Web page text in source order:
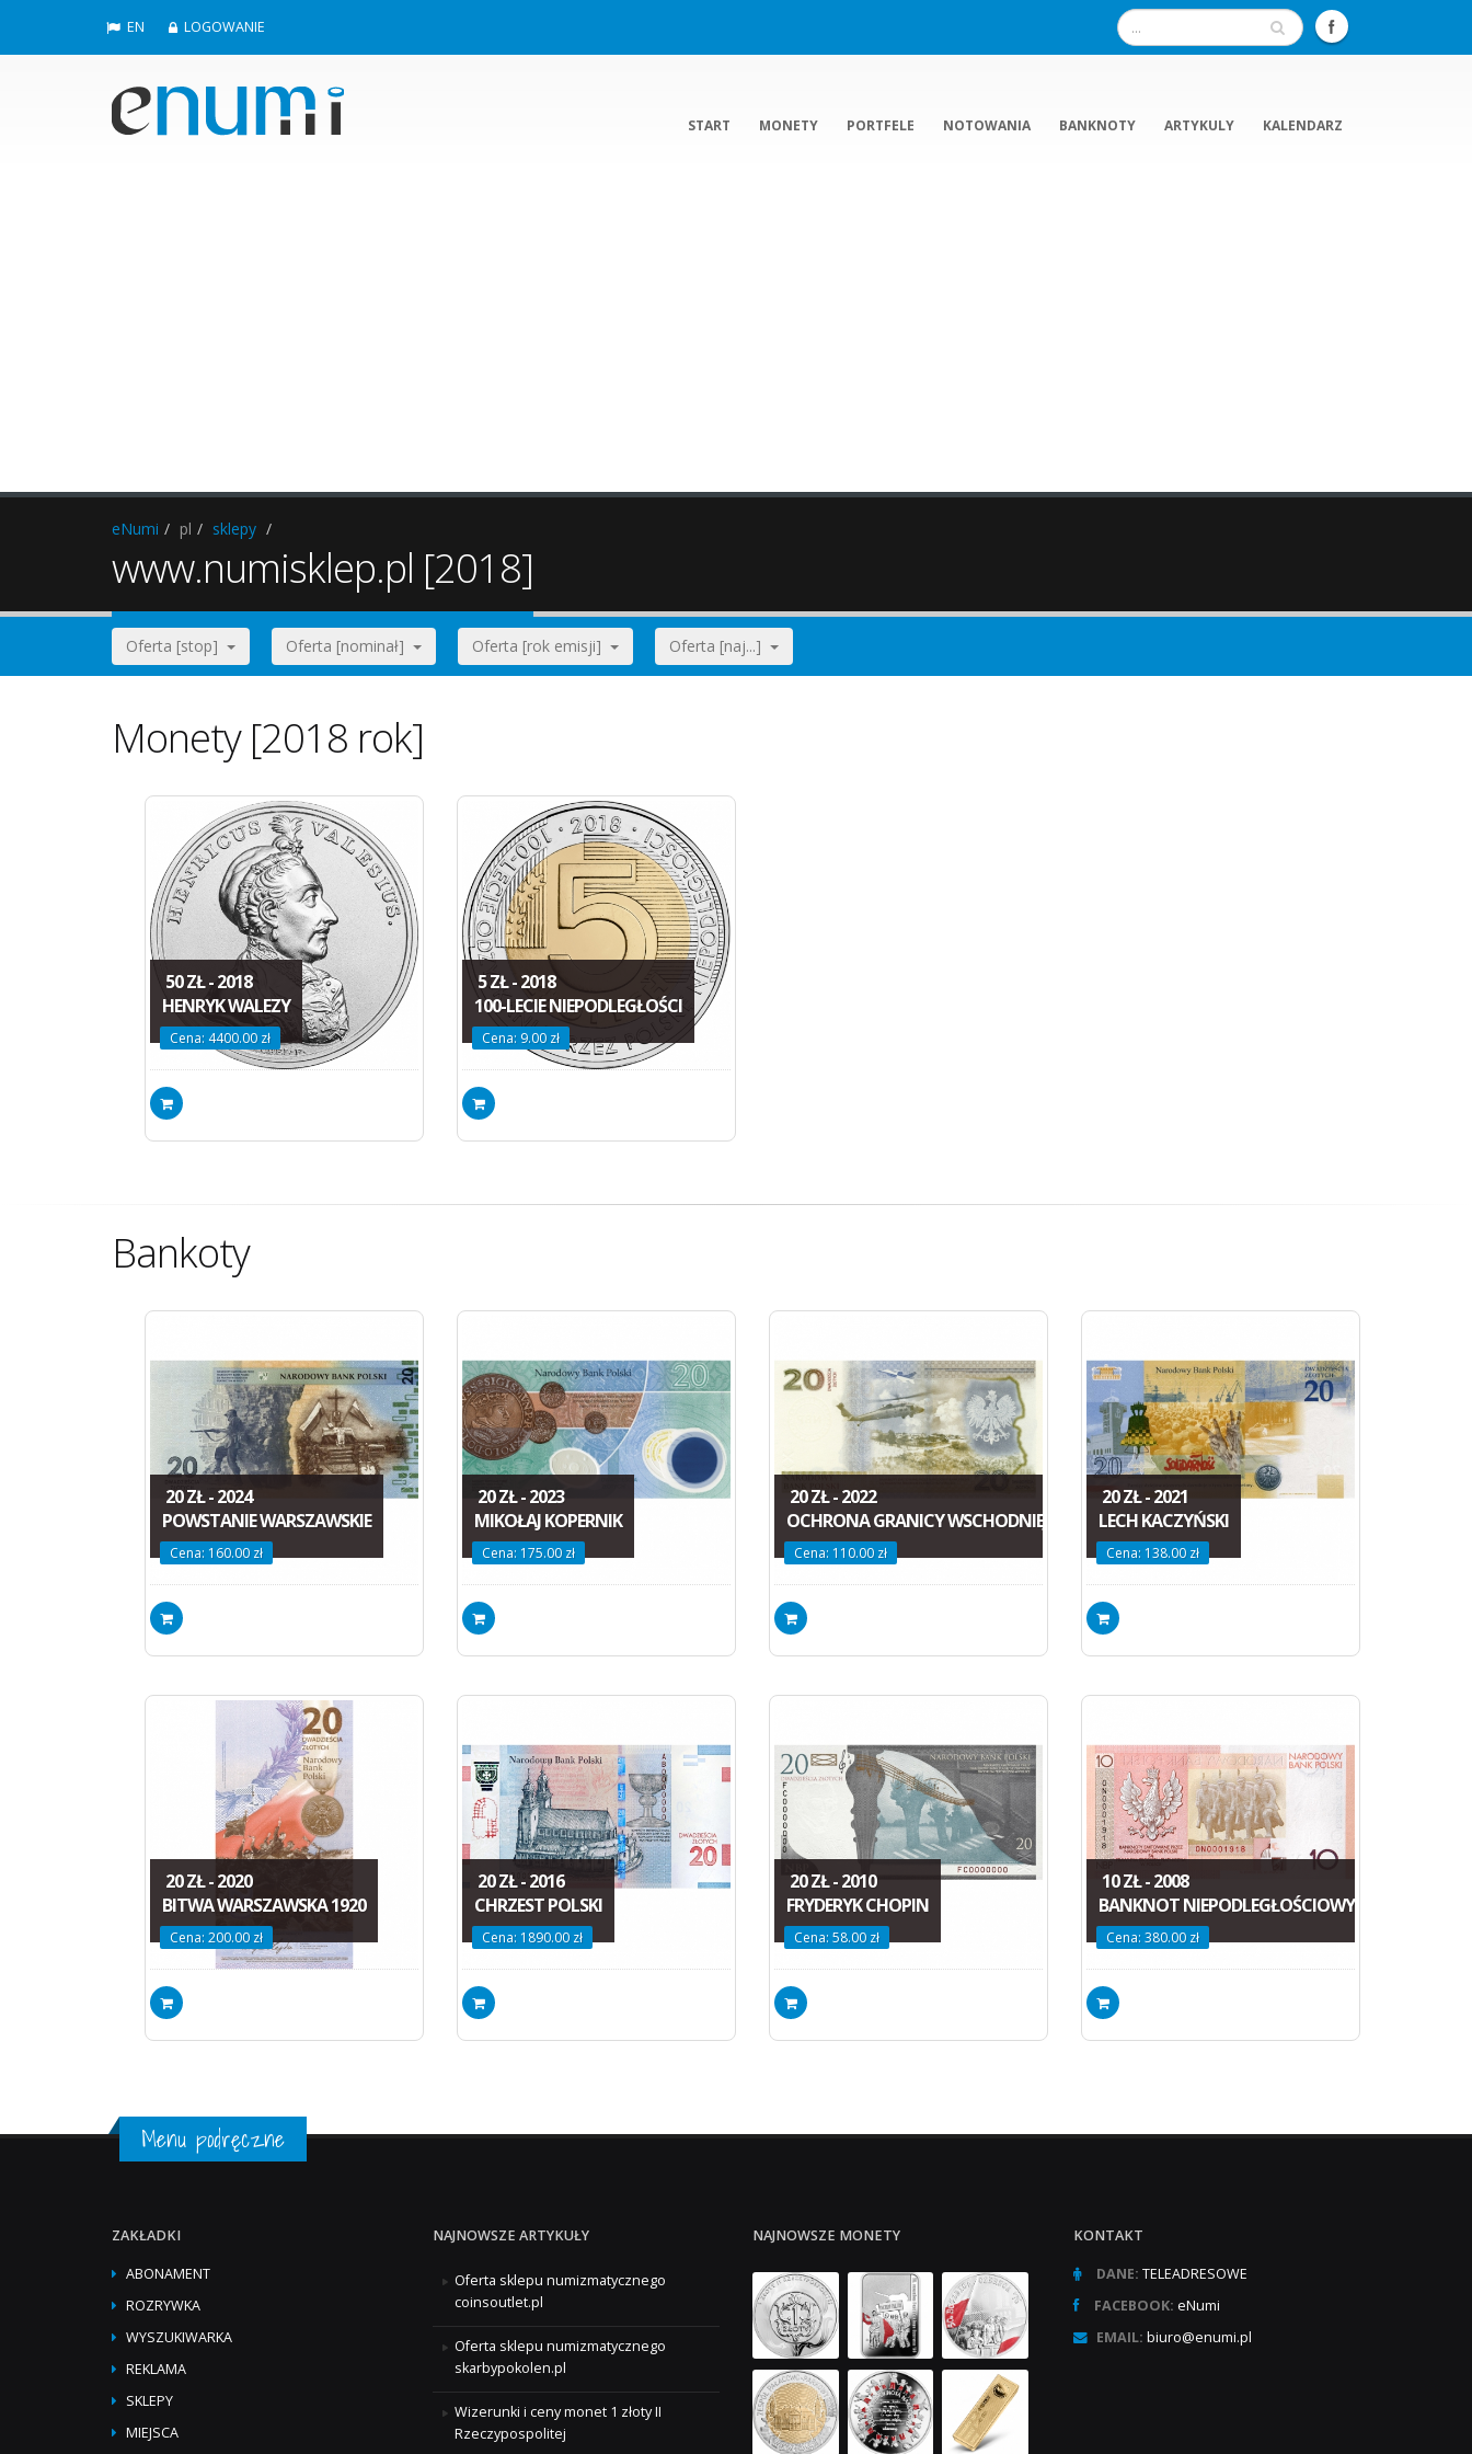
EN LOGOWANIE
START MONETY PORTFELE NOTOWANIA BANKNOTY ARTYKULY KALENDARZ
eNumi pl sklepy
www.numisklep.pl [2018]
Oferta [stop] Oferta [nominał] Oferta [rok emisji] Oferta [naj...]
Monety [2018 rok]
50 ZŁ - 2018
HENRYK WALEZY
Cena: 4400.00 zł
5 ZŁ - 2018
100-LECIE NIEPODLEGŁOŚCI
Cena: 9.00 zł
Bankoty
20 ZŁ - 2024
POWSTANIE WARSZAWSKIE
Cena: 160.00 zł
20 ZŁ - 2023
MIKOŁAJ KOPERNIK
Cena: 175.00 zł
20 ZŁ - 2022
OCHRONA GRANICY WSCHODNIEJ
Cena: 110.00 zł
20 ZŁ - 2021
LECH KACZYŃSKI
Cena: 138.00 zł
20 ZŁ - 2020
BITWA WARSZAWSKA 1920
Cena: 200.00 zł
20 ZŁ - 2016
CHRZEST POLSKI
Cena: 1890.00 zł
20 ZŁ - 2010
FRYDERYK CHOPIN
Cena: 58.00 zł
10 ZŁ - 2008
BANKNOT NIEPODLEGŁOŚCIOWY
Cena: 380.00 zł
Menu podręczne
ZAKŁADKI
ABONAMENT
ROZRYWKA
WYSZUKIWARKA
REKLAMA
SKLEPY
MIEJSCA
NAJNOWSZE ARTYKUŁY
Oferta sklepu numizmatycznego
coinsoutlet.pl
Oferta sklepu numizmatycznego
skarbypokolen.pl
Wizerunki i ceny monet 1 złoty II
Rzeczypospolitej
NAJNOWSZE MONETY KONTAKT
DANE: TELEADRESOWE
FACEBOOK: eNumi
EMAIL: biuro@enumi.pl